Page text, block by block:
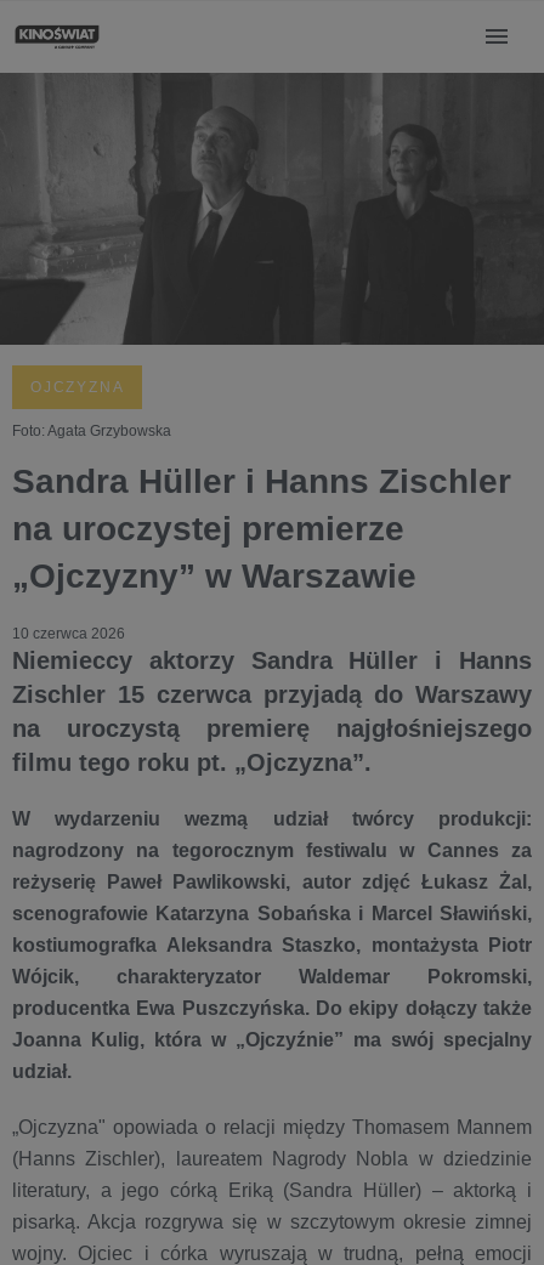
OJCZYZNA
Foto: Agata Grzybowska
Sandra Hüller i Hanns Zischler
na uroczystej premierze
„Ojczyzny” w Warszawie
10 czerwca 2026
Niemieccy aktorzy Sandra Hüller i Hanns
Zischler 15 czerwca przyjadą do Warszawy
na uroczystą premierę najgłośniejszego
filmu tego roku pt. „Ojczyzna”.
W wydarzeniu wezmą udział twórcy produkcji:
nagrodzony na tegorocznym festiwalu w Cannes za
reżyserię Paweł Pawlikowski, autor zdjęć Łukasz Żal,
scenografowie Katarzyna Sobańska i Marcel Sławiński,
kostiumografka Aleksandra Staszko, montażysta Piotr
Wójcik, charakteryzator Waldemar Pokromski,
producentka Ewa Puszczyńska. Do ekipy dołączy także
Joanna Kulig, która w „Ojczyźnie” ma swój specjalny
udział.
„Ojczyzna" opowiada o relacji między Thomasem Mannem
(Hanns Zischler), laureatem Nagrody Nobla w dziedzinie
literatury, a jego córką Eriką (Sandra Hüller) – aktorką i
pisarką. Akcja rozgrywa się w szczytowym okresie zimnej
wojny. Ojciec i córka wyruszają w trudną, pełną emocji